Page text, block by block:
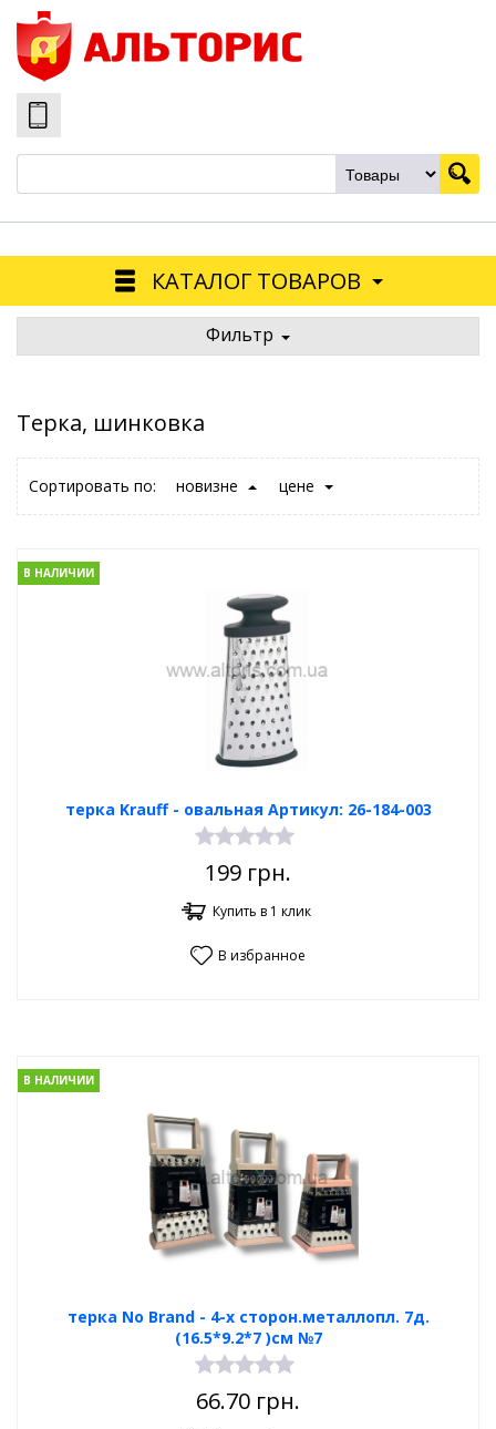
КАТАЛОГ ТОВАРОВ
Фильтр
Терка, шинковка
Сортировать по: новизне цене
терка Krauff - овальная Артикул: 26-184-003
В НАЛИЧИИ
199 грн.
Купить в 1 клик
В избранное
терка No Brand - 4-х сторон.металлопл. 7д.
(16.5*9.2*7 )см №7
В НАЛИЧИИ
66.70 грн.